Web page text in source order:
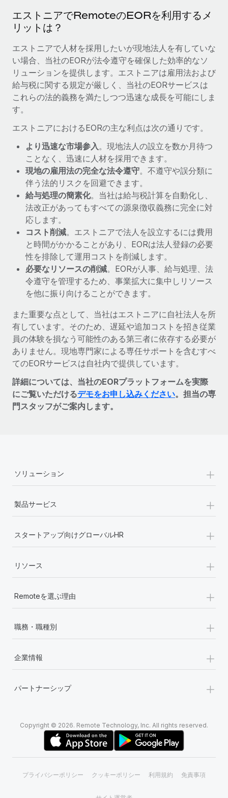
詳細を見る
給与詐欺：種類、事例、ビジネスを守る方法
給与, 賃金は詐欺の特に魅力的な標的です。多額の資金がシステ
ム間で頻繁に移動しているためです。このため、自社のビジネス
を保護することは極めて重要です。...
エストニアでRemoteのEORを利用するメ
リットは？
エストニアで人材を採用したいが現地法人を有していな
い場合、当社のEORが法令遵守を確保した効率的なソ
リューションを提供します。エストニアは雇用法および
給与税に関する規定が厳しく、当社のEORサービスは
これらの法的義務を満たしつつ迅速な成長を可能にしま
す。
エストニアにおけるEORの主な利点は次の通りです。
より迅速な市場参入 。現地法人の設立を数か月待つ
ことなく、迅速に人材を採用できます。
現地の雇用法の完全な法令遵守。不遵守や誤分類に
伴う法的リスクを回避できます。
給与処理の簡素化。当社は給与税計算を自動化し、
法改正があってもすべての源泉徴収義務に完全に対
応します。
コスト削減。エストニアで法人を設立するには費用
と時間がかかることがあり、EORは法人登録の必要
性を排除して運用コストを削減します。
必要なリソースの削減。EORが人事、給与処理、法
令遵守を管理するため、事業拡大に集中しリソース
を他に振り向けることができます。
また重要な点として、当社はエストニアに自社法人を所
有しています。そのため、遅延や追加コストを招き従業
員の体験を損なう可能性のある第三者に依存する必要が
ありません。現地専門家による専任サポートを含むすべ
てのEORサービスは自社内で提供しています。
詳細については、当社のEORプラットフォームを実際
にご覧いただけるデモをお申し込みください。担当の専
門スタッフがご案内します。
ソリューション +
製品サービス +
スタートアップ向けグローバルHR +
リソース +
Remoteを選ぶ理由 +
職務・職種別 +
企業情報 +
パートナーシップ +
Copyright © 2026. Remote Technology, Inc. All rights reserved.
プライバシーポリシー クッキーポリシー 利用規約 免責事項